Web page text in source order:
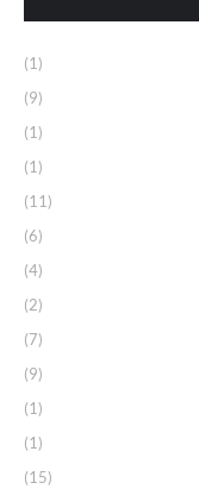
(1)
(9)
(1)
(1)
(11)
(6)
(4)
(2)
(7)
(9)
(1)
(1)
(15)